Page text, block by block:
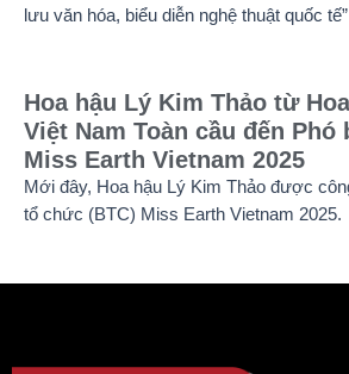
lưu văn hóa, biểu diễn nghệ thuật quốc
nhau. Trong số đó, Kiều Vũ Nhật Anh,
từ Hà Nội, Việt Nam, đã gây ấn tượng
tình sâu lắng, mang đậm hơi thở quê
Hoa hậu Lý Kim Thảo từ
Việt Nam Toàn cầu đến Phó
Miss Earth Vietnam 2025
Mới đây, Hoa hậu Lý Kim Thảo được
tổ chức (BTC) Miss Earth Vietnam 2025.